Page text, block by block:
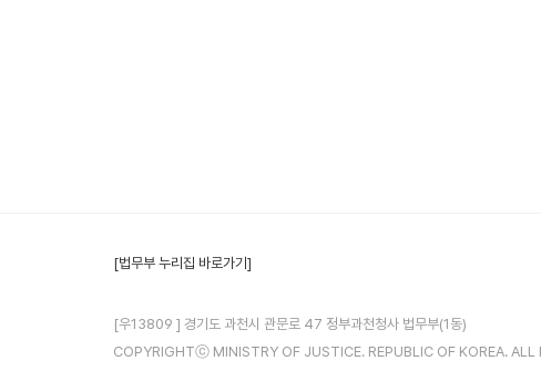
[법무부 누리집 바로가기]
[우13809 ] 경기도 과천시 관문로 47 정부과천청사 법무부(1동)
COPYRIGHTⓒ MINISTRY OF JUSTICE. REPUBLIC OF KOREA. ALL